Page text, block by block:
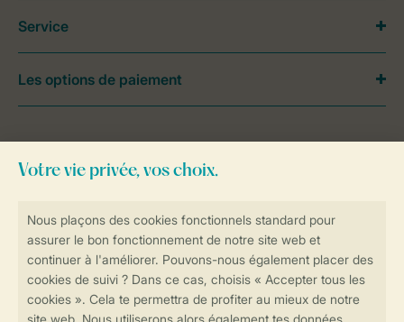
Réservations en ligne rapides et sécurisées
contactez notreContact Center.
Service
Les options de paiement